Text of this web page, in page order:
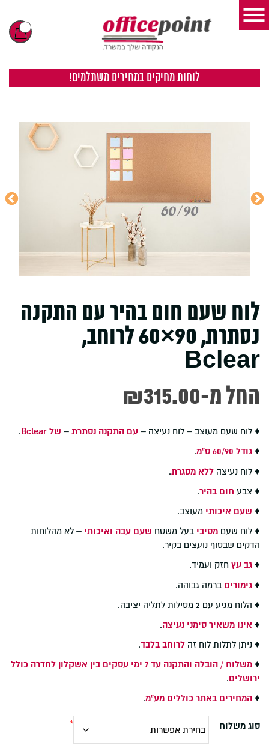
לוחות מחיקים במחירים משתלמים!
לוח שעם חום בהיר עם התקנה
נסתרת, 90×60 לרוחב,
Bclear
₪315.00 -החל מ
♦ לוח שעם מעוצב – לוח נעיצה – עם התקנה נסתרת – של Bclear
.
♦ גודל 60/90 ס"מ
.
♦ לוח נעיצה ללא מסגרת.
♦ צבע חום בהיר.
♦ שעם איכותי מעוצב.
♦ לוח שעם מסיבי בעל משטח שעם עבה ואיכותי – לא מהלוחות
הדקים שבסוף נועצים בקיר.
♦ גב עץ חזק ועמיד.
♦ גימורים ברמה גבוהה.
♦ הלוח מגיע עם 2 מסילות לתליה יציבה.
♦ אינו משאיר סימני נעיצה.
♦ ניתן לתלות לוח זה לרוחב בלבד.
♦
משלוח / הובלה והתקנה עד 7 ימי עסקים בין אשקלון לחדרה כולל
ירושלים.
♦ המחירים באתר כוללים מע"מ.
סוג משלוח